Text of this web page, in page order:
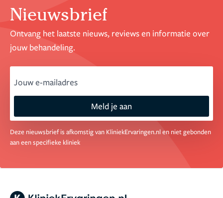
Nieuwsbrief
Ontvang het laatste nieuws, reviews en informatie over
jouw behandeling.
Meld je aan
Deze nieuwsbrief is afkomstig van KliniekErvaringen.nl en niet gebonden
aan een specifieke kliniek